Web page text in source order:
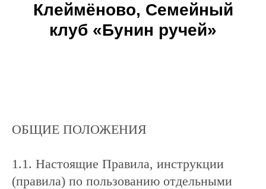
Клеймёново, Семейный
клуб «Бунин ручей»
ОБЩИЕ ПОЛОЖЕНИЯ
1.1. Настоящие Правила, инструкции
(правила) по пользованию отдельными